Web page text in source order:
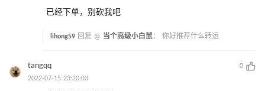
已经下单，别砍我吧
lihong59 回复 @ 当个高级小白鼠： 你好推荐什么转运
tangqq
0
2022-07-15 23:20:03